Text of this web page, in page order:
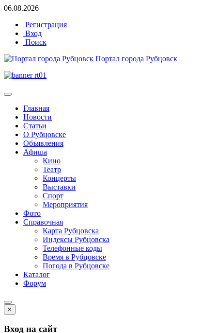
06.08.2026
Регистрация
Вход
Поиск
Портал города Рубцовск
Главная
Новости
Статьи
О Рубцовске
Объявления
Афиша
Кино
Театр
Концерты
Выставки
Спорт
Мероприятия
Фото
Справочная
Карта Рубцовска
Индексы Рубцовска
Телефонные коды
Время в Рубцовске
Погода в Рубцовске
Каталог
Форум
×
Вход на сайт